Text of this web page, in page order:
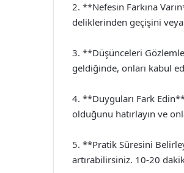
2. **Nefesin Farkına
deliklerinden geçişini veya
3. **Düşünceleri
geldiğinde, onları kabul
4. **Duyguları Fark
olduğunu hatırlayın ve
5. **Pratik Süresini
artırabilirsiniz. 10-20